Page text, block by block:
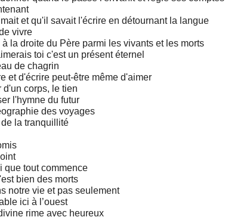
et qu'il savait l'écrire en détournant la langue
vivre
à la droite du Père parmi les vivants et les morts
toi c'est un présent éternel
de chagrin
et d'écrire peut-être même d'aimer
d'un corps, le tien
l'hymne du futur
des voyages
la tranquillité
que tout commence
bien des morts
notre vie et pas seulement
ici à l’ouest
rime avec heureux